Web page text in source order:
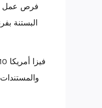
فرص عمل